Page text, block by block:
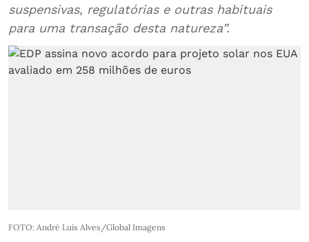
suspensivas, regulatórias e outras habituais
para uma transação desta natureza”.
FOTO: André Luís Alves/Global Imagens